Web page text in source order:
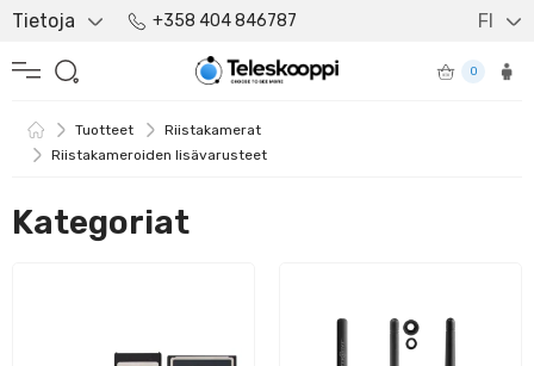
Tietoja +358 404 846787 FI
0
Tuotteet
Riistakamerat
Riistakameroiden lisävarusteet
Kategoriat